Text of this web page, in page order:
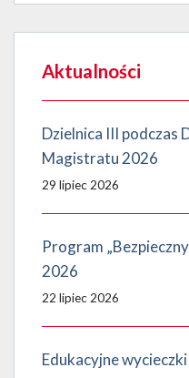
Aktualności
Dzielnica III podczas
Magistratu 2026
29 lipiec 2026
Program
2026
22 lipiec 2026
Edukacyjne